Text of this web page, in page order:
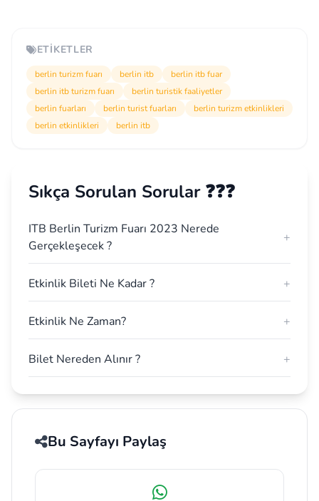
ETIKETLER
berlin turizm fuarı berlin itb
berlin itb fuar
berlin itb turizm fuarı
berlin turistik faaliyetler
berlin fuarları
berlin turist fuarları
berlin turizm etkinlikleri
berlin etkinlikleri
berlin itb
Sıkça Sorulan Sorular ❓❓❓
ITB Berlin Turizm Fuarı 2023 Nerede
Gerçekleşecek ?
+
Etkinlik Bileti Ne Kadar ? +
Etkinlik Ne Zaman? +
Bilet Nereden Alınır ? +
Bu Sayfayı Paylaş